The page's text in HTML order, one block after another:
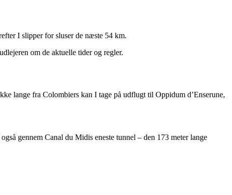
I slipper for sluser de næste 54 km.
om de aktuelle tider og regler.
lange fra Colombiers kan I tage på udflugt til Oppidum d’Enserune,
gennem Canal du Midis eneste tunnel – den 173 meter lange